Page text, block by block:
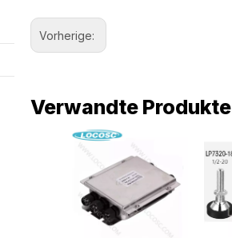
Vorherige:
Verwandte Produkte